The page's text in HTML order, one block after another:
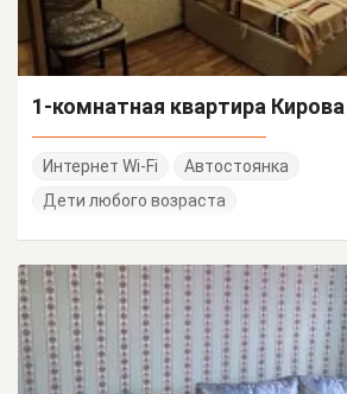
1-комнатная квартира
Интернет Wi-Fi
Автостоянка
Дети любого возраста